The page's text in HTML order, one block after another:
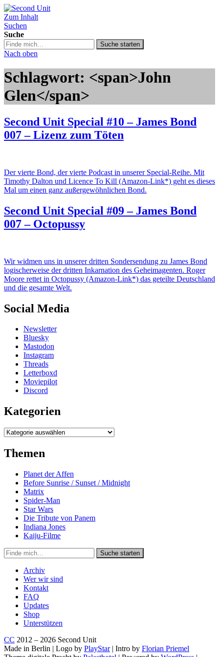
Second Unit
Zum Inhalt
Suchen
Suche
Suche
in
podcast.de/
Suche starten
Nach oben
Schlagwort: <span>John
Glen</span>
Second Unit Special #10 – James Bond
007 – Lizenz zum Töten
Der vierte Bond, der vierte Podcast in unserer Special-Reihe. Mit
Timothy Dalton und Licence To Kill (Amazon-Link*) geht es dieses
Mal um einen ganz außergewöhnlichen Bond.
Second Unit Special #09 – James Bond
007 – Octopussy
Wir widmen uns in unserer dritten Sondersendung zu James Bond
logischerweise der dritten Inkarnation des Geheimagenten. Roger
Moore rettet in Octopussy (Amazon-Link*) das geteilte Deutschland
und die gesamte Welt.
Social Media
Newsletter
Bluesky
Mastodon
Instagram
Threads
Letterboxd
Moviepilot
Discord
Kategorien
Kategorien
Themen
Planet der Affen
Before Sunrise / Sunset / Midnight
Matrix
Spider-Man
Star Wars
Die Tribute von Panem
Indiana Jones
Kaiju-Filme
Suche
in
https://secondunit-
podcast.de/
Suche starten
Archiv
Wer wir sind
Kontakt
FAQ
Updates
Shop
Unterstützen
CC 2012 – 2026 Second Unit
Made in Berlin | Logo by PlayStar| Intro by Florian Priemel